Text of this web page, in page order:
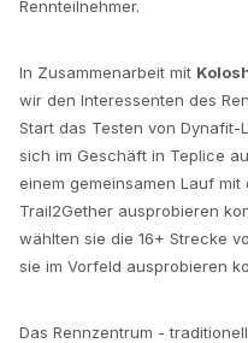
Rennteilnehmer.
In Zusammenarbeit mit
wir den Interessenten des
Start das Testen von
sich im Geschäft in Teplice
einem gemeinsamen Lauf
Trail2Gether ausprobieren
wählten sie die 16+ Strecke
sie im Vorfeld ausprobieren
Das Rennzentrum -